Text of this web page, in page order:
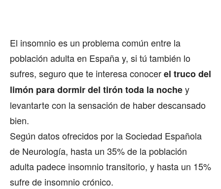
El insomnio es un problema común entre la
población adulta en España y, si tú también lo
sufres, seguro que te interesa conocerel truco del
limón para dormir del tirón toda la nochey
levantarte con la sensación de haber descansado
bien.
Según datos ofrecidos por la Sociedad Española
de Neurología, hasta un 35% de la población
adulta padece insomnio transitorio, y hasta un 15%
sufre de insomnio crónico.